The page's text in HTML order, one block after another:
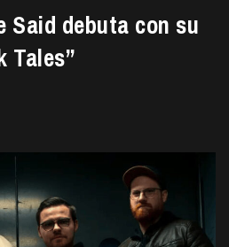
Said debuta con su
Tales”